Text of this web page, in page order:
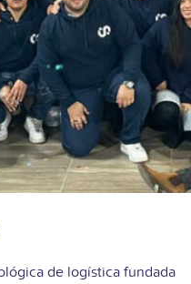
de logística fundada